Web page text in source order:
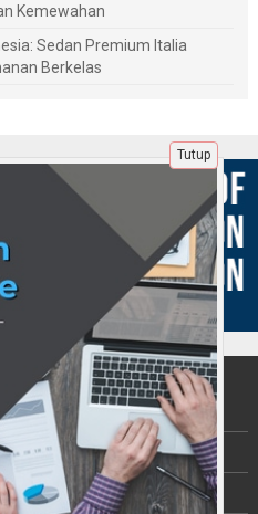
Kemewahan
Sedan Premium Italia
Berkelas
Kami
Tutup